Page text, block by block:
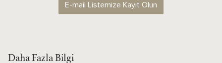
E-mail Listemize Kayıt Olun
Daha Fazla Bilgi